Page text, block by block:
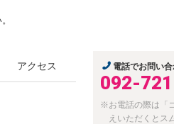
アクセス 電話でお問い
092-
※お電話の際は「
えいただくとス